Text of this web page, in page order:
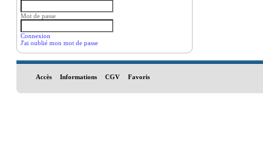
Mot de passe
Connexion
J'ai oublié mon mot de passe
Accès Informations CGV Favoris